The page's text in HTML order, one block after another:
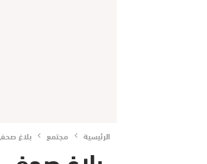
الرئيسية مجتمع بلاغ